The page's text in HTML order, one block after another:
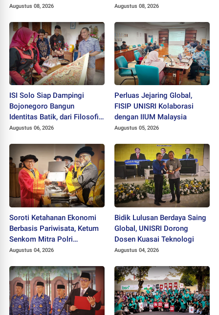
Menyenangkan
Augustus 08, 2026
Kampung Becak Solo
Augustus 08, 2026
ISI Solo Siap Dampingi
Bojonegoro Bangun
Identitas Batik, dari Filosofi
hingga HAKI
Augustus 06, 2026
Perluas Jejaring Global,
FISIP UNISRI Kolaborasi
dengan IIUM Malaysia
Augustus 05, 2026
Soroti Ketahanan Ekonomi
Berbasis Pariwisata, Ketum
Senkom Mitra Polri
Dikukuhkan sebagai
Augustus 04, 2026
Bidik Lulusan Berdaya Saing
Global, UNISRI Dorong
Dosen Kuasai Teknologi
Augustus 04, 2026